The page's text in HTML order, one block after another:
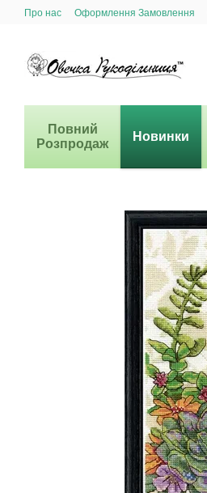
Перейти до основного контенту
Про нас Оформлення Замовлення
Повний
Розпродаж
Новинки